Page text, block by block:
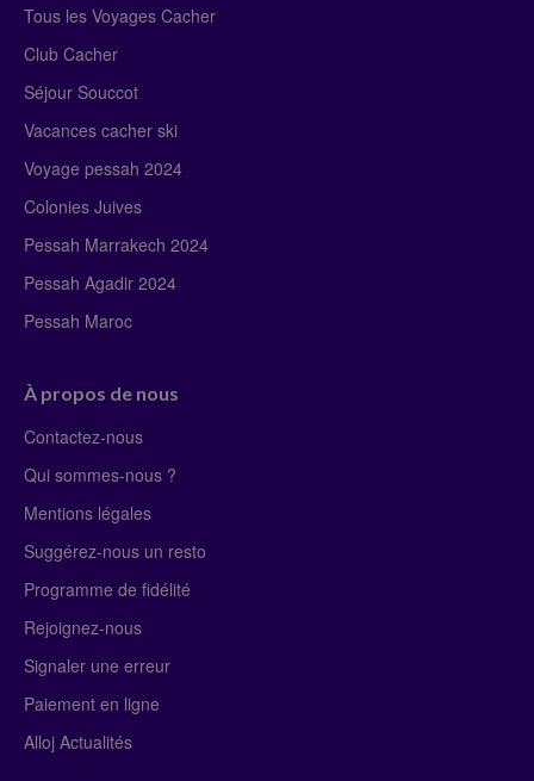
Tous les Voyages Cacher
Club Cacher
Séjour Souccot
Vacances cacher ski
Voyage pessah 2024
Colonies Juives
Pessah Marrakech 2024
Pessah Agadir 2024
Pessah Maroc
À propos de nous
Contactez-nous
Qui sommes-nous ?
Mentions légales
Suggérez-nous un resto
Programme de fidélité
Rejoignez-nous
Signaler une erreur
Paiement en ligne
Alloj Actualités